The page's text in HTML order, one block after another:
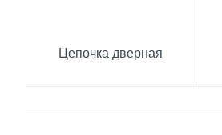
Цепочка дверная